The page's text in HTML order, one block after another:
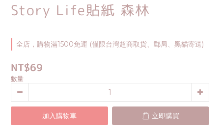
Story Life貼紙 森林
全店，購物滿1500免運 (僅限台灣超商取貨、郵局、黑貓寄送)
NT$69
數量
加入購物車 立即購買